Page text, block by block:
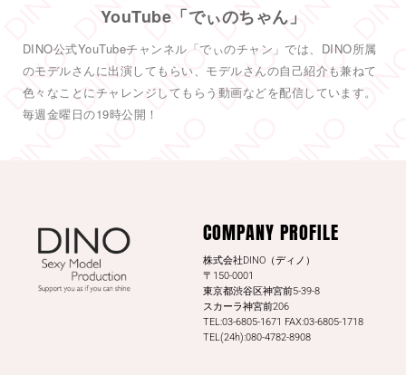
#TRE初参戦#東実果
します。 2
6 55 Twitter
@dinotkyo
#東実果
日刊SPAの取材公開されまし
た。是非読んでみてください。
日刊SPA！
Twitter
YouTube「でぃのちゃん」
DINO公式YouTubeチャンネル「でぃのチャン」では、DINO所属
のモデルさんに出演してもらい、モデルさんの自己紹介も兼ねて
色々なことにチャレンジしてもらう動画などを配信しています。
毎週金曜日の19時公開！
COMPANY PROFILE
株式会社DINO（ディノ）
〒150-0001
東京都渋谷区神宮前5-39-8
スカーラ神宮前206
TEL:03-6805-1671 FAX:03-6805-1718
TEL(24h):080-4782-8908